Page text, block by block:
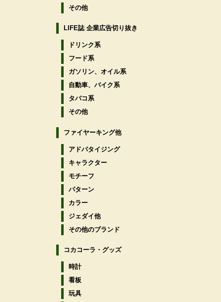
その他
LIFE誌 企業広告切り抜き
ドリンク系
フード系
ガソリン、オイル系
自動車、バイク系
タバコ系
その他
ファイヤーキング他
アドバタイジング
キャラクター
モチーフ
パターン
カラー
ジェダイ他
その他のブランド
コカコーラ・グッズ
時計
看板
玩具